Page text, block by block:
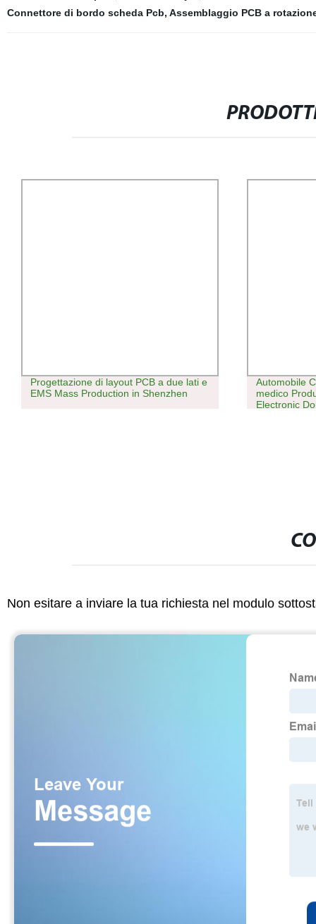
Connettore di bordo scheda Pcb, Assemblaggio PCB a
Automobile Contratto di trattamento
medico Produttore Gerber BOM SMT
per
Non esitare a inviare la tua richiesta nel modulo